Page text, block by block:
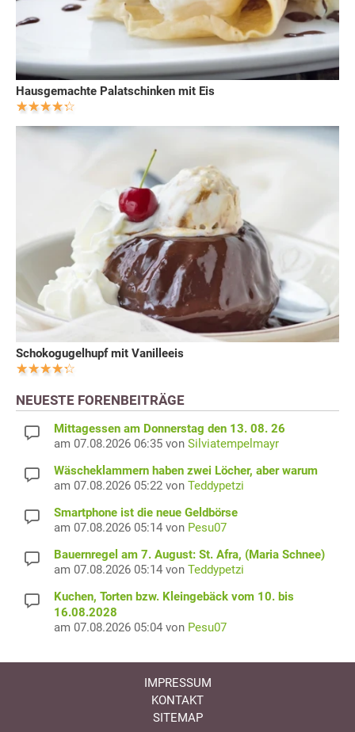
Hausgemachte Palatschinken mit Eis
Schokogugelhupf mit Vanilleeis
NEUESTE FORENBEITRÄGE
Mittagessen am Donnerstag den 13. 08. 26
am 07.08.2026 06:35 von Silviatempelmayr
Wäscheklammern haben zwei Löcher, aber warum
am 07.08.2026 05:22 von Teddypetzi
Smartphone ist die neue Geldbörse
am 07.08.2026 05:14 von Pesu07
Bauernregel am 7. August: St. Afra, (Maria Schnee)
am 07.08.2026 05:14 von Teddypetzi
Kuchen, Torten bzw. Kleingebäck vom 10. bis
16.08.2028
am 07.08.2026 05:04 von Pesu07
IMPRESSUM
KONTAKT
SITEMAP